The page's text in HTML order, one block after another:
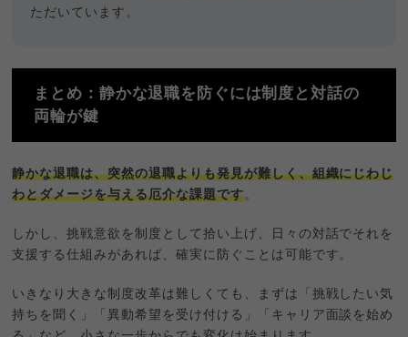
ただいています。
まとめ：静かな退職を防ぐには制度と対話の
両輪が鍵
静かな退職は、突然の退職よりも発見が難しく、組織にじわじ
わとダメージを与える厄介な課題です。
しかし、挑戦意欲を制度として拾い上げ、日々の対話でそれを
支援する仕組みがあれば、確実に防ぐことは可能です。
いきなり大きな制度改革は難しくても、まずは「挑戦したい気
持ちを聞く」「異動希望を受け付ける」「キャリア面談を始め